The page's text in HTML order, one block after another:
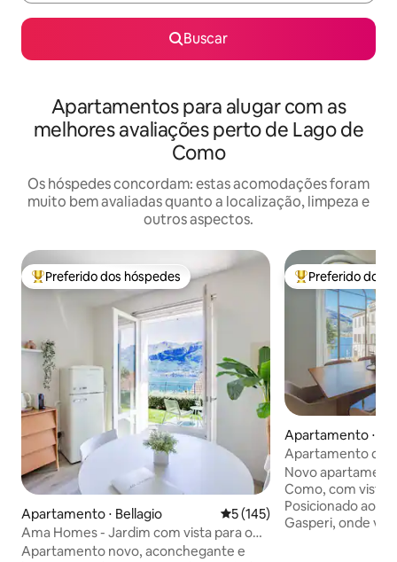
Buscar
Apartamentos para alugar com as
melhores avaliações perto de Lago de
Como
Os hóspedes concordam: estas acomodações foram
muito bem avaliadas quanto a localização, limpeza e
outros aspectos.
Entre os melhores preferidos dos hóspedes
Preferido dos hóspedes
Apartamento ⋅ Bellagio 5 de uma avaliação média de
5 (145)
Ama Homes - Jardim com vista para o
lago
Apartamento novo, aconchegante e
Entre os
Preferido dos
Apartamento ⋅
Apartamento de
lago
Novo
Como, com vista
Posicionado ao
Gasperi, onde